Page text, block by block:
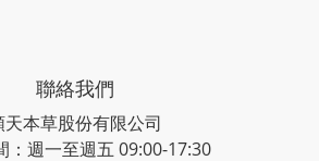
聯絡我們
天本草股份有限公司
：週一至週五 09:00-17:30